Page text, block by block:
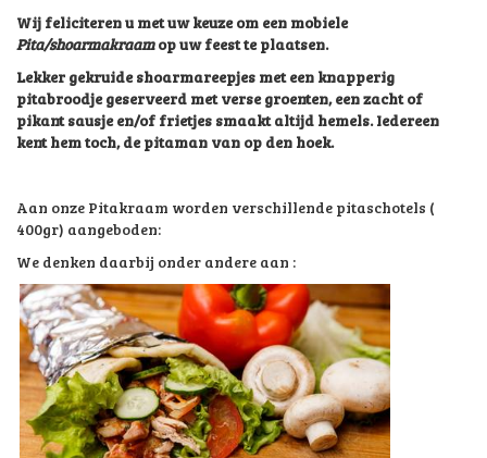
Wij feliciteren u met uw keuze om een mobiele
Pita/shoarmakraamop uw feest te plaatsen.
Lekker gekruide shoarmareepjes met een knapperig
pitabroodje geserveerd met verse groenten, een zacht of
pikant sausje en/of frietjes smaakt altijd hemels. Iedereen
kent hem toch, de pitaman van op den hoek.
Aan onze Pitakraam worden verschillende pitaschotels (
400gr) aangeboden:
We denken daarbij onder andere aan :